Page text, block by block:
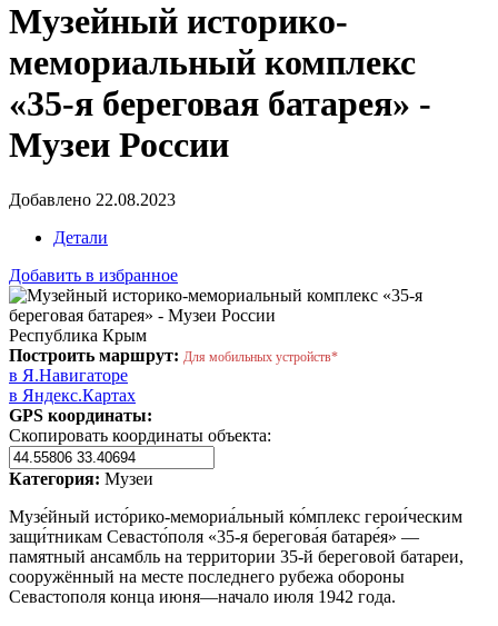
Музейный историко-
мемориальный комплекс
«35-я береговая батарея» -
Музеи России
Добавлено 22.08.2023
Детали
Добавить в избранное
Республика Крым
Построить маршрут: Для мобильных устройств*
в Я.Навигаторе
в Яндекс.Картах
GPS координаты:
Скопировать координаты объекта:
Категория: Музеи
Музе́йный исто́рико-мемориа́льный ко́мплекс герои́ческим
защи́тникам Севасто́поля «35-я берегова́я батаре́я» —
памятный ансамбль на территории 35-й береговой батареи,
сооружённый на месте последнего рубежа обороны
Севастополя конца июня—начало июля 1942 года.